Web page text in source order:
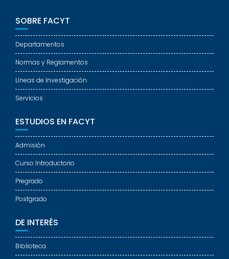
SOBRE FACYT
Departamentos
Normas y Reglamentos
Líneas de Investigación
Servicios
ESTUDIOS EN FACYT
Admisión
Curso Introductorio
Pregrado
Postgrado
DE INTERÉS
Biblioteca